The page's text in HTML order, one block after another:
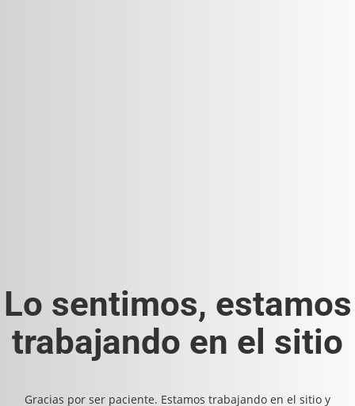
Lo sentimos, estamos
trabajando en el sitio
Gracias por ser paciente. Estamos trabajando en el sitio y